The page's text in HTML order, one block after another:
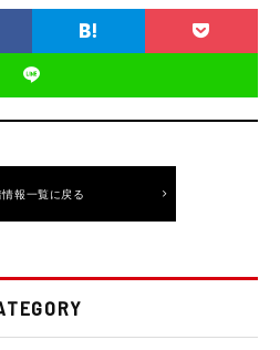
情報一覧に戻る